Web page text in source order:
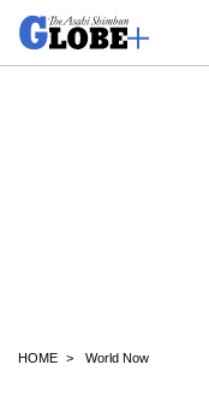
HOME World Now